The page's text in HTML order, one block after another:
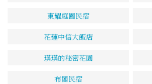
東耀庭園民宿
花蓮中信大飯店
瑛瑛的秘密花園
布閣民宿